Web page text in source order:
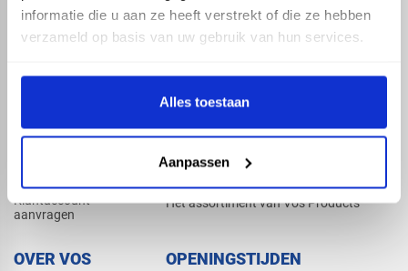
informatie die u aan ze heeft verstrekt of die ze hebben
verzameld op basis van uw gebruik van hun services.
Alles toestaan
Aanpassen
ASSORTIMENT
Hemelwaterafvoer
Drukleiding
Beregening
Dak en gevel
KENNIS EN HULP
Klantenservice
Kennisbank
Klantaccount
aanvragen
PRODUCTCATALOGUS 2026
Het assortiment van Vos Products
OVER VOS
OPENINGSTIJDEN